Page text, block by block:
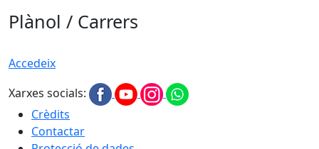
Plànol / Carrers
Accedeix
Xarxes socials:
Crèdits
Contactar